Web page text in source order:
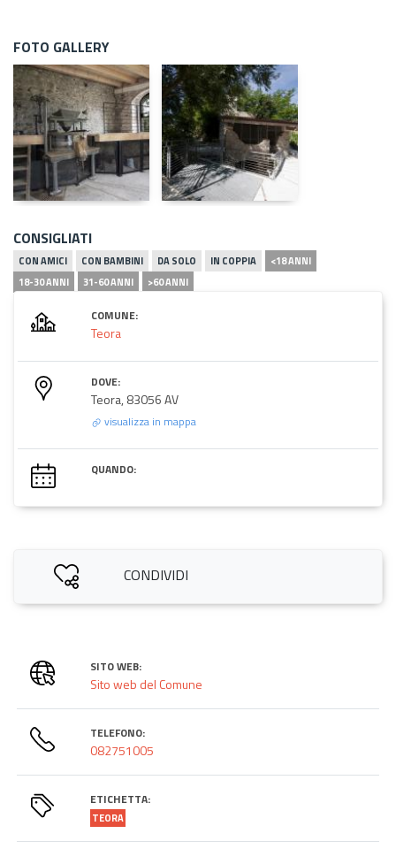
FOTO GALLERY
CONSIGLIATI
CON AMICI CON BAMBINI DA SOLO IN COPPIA
<18 ANNI
18-30 ANNI
31-60 ANNI >60 ANNI
COMUNE:
Teora
DOVE:
Teora, 83056 AV
visualizza in mappa
QUANDO:
CONDIVIDI
SITO WEB:
Sito web del Comune
TELEFONO:
082751005
ETICHETTA:
TEORA